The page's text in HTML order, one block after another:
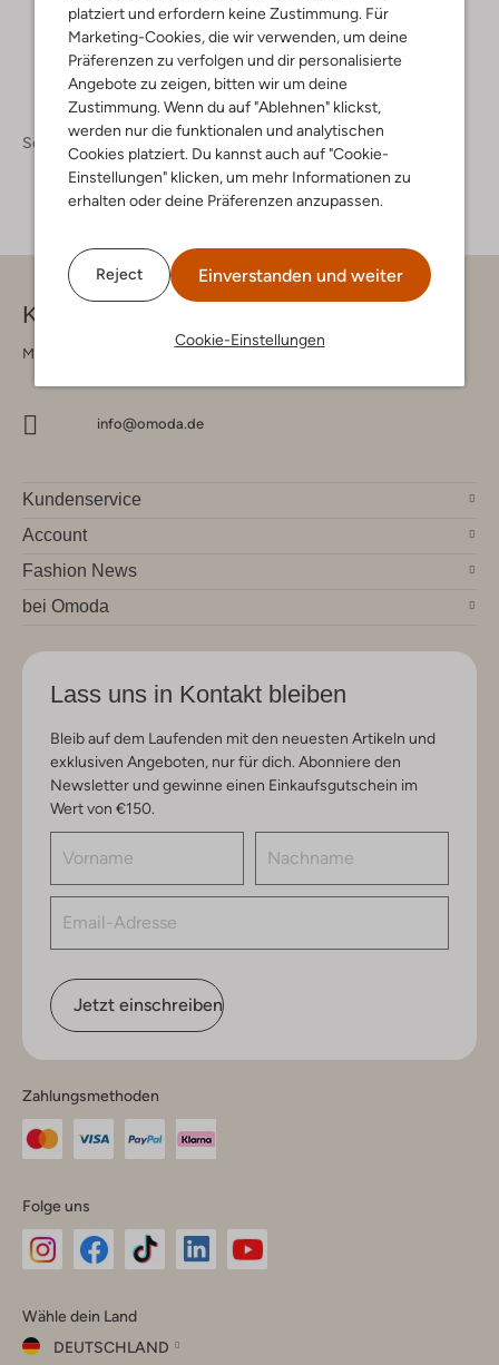
platziert und erfordern keine Zustimmung. Für
Marketing-Cookies, die wir verwenden, um deine
Präferenzen zu verfolgen und dir personalisierte
Angebote zu zeigen, bitten wir um deine
Zustimmung. Wenn du auf "Ablehnen" klickst,
werden nur die funktionalen und analytischen
Cookies platziert. Du kannst auch auf "Cookie-
Einstellungen" klicken, um mehr Informationen zu
erhalten oder deine Präferenzen anzupassen.
Reject Einverstanden und weiter
Cookie-Einstellungen
Schuhe
Kontakt
Montag - Freitag 09:00 - 17:00 uur
info@omoda.de
Kundenservice
Account
Fashion News
bei Omoda
Lass uns in Kontakt bleiben
Bleib auf dem Laufenden mit den neuesten Artikeln und
exklusiven Angeboten, nur für dich. Abonniere den
Newsletter und gewinne einen Einkaufsgutschein im
Wert von €150.
Jetzt einschreiben
Zahlungsmethoden
Folge uns
Instagram
Facebook
TikTok
Wähle dein Land
DEUTSCHLAND